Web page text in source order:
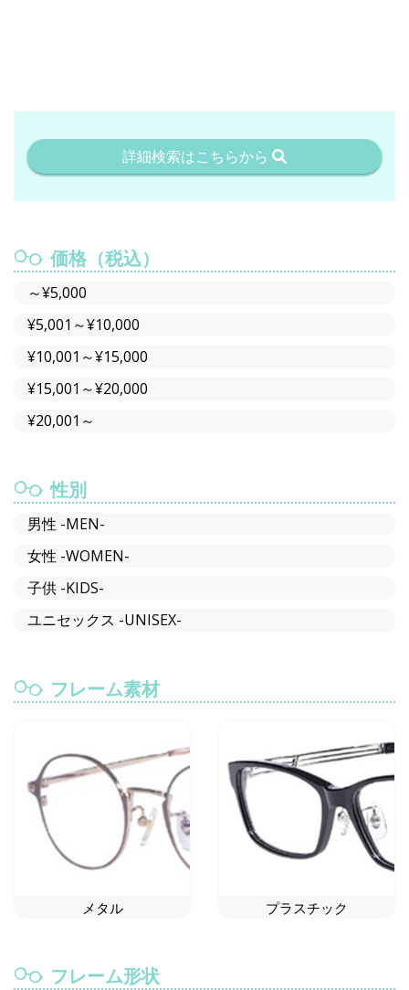
詳細検索はこちらから
価格（税込）
～¥5,000
¥5,001～¥10,000
¥10,001～¥15,000
¥15,001～¥20,000
¥20,001～
性別
男性 -MEN-
女性 -WOMEN-
子供 -KIDS-
ユニセックス -UNISEX-
フレーム素材
メタル プラスチック
フレーム形状